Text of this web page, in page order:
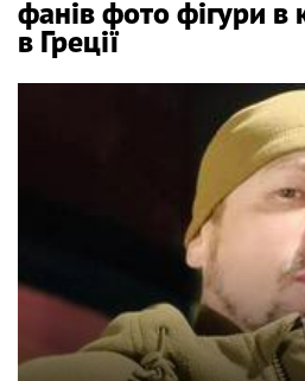
фанів фото фігури в
в Греції